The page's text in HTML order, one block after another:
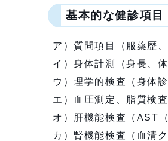
基本的な健診項目
ア）質問項目（服薬歴、
イ）身体計測（身長、
ウ）理学的検査（身体診
エ）血圧測定、脂質検
オ）肝機能検査（AST
カ）腎機能検査（血清